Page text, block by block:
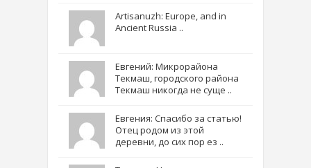
Artisanuzh: Europe, and in
Ancient Russia ..
Евгений: Микрорайона
Текмаш, городского района
Текмаш никогда не суще ..
Евгения: Спасибо за статью!
Отец родом из этой
деревни, до сих пор ез ..